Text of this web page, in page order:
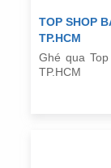
TOP SHOP
TP.HCM
Ghé qua
TP.HCM